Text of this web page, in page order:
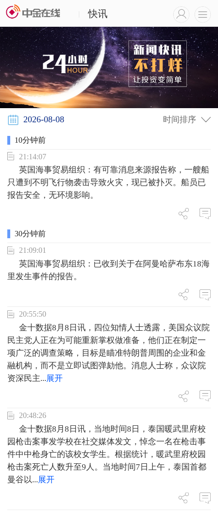
快讯
时间排序
10分钟前
21:14:07
英国海事贸易组织：有可靠消息来源报告称，一艘船
只遭到不明飞行物袭击导致火灾，现已被扑灭。船员已
报告安全，无环境影响。
30分钟前
21:09:01
英国海事贸易组织：已收到关于在阿曼哈萨布东18海
里发生事件的报告。
20:55:50
金十数据8月8日讯，四位知情人士透露，美国众议院
民主党人正在为可能重新掌权做准备，他们正在制定一
项广泛的调查策略，目标是瞄准特朗普周围的企业和金
融机构，而不是立即试图弹劾他。消息人士称，众议院
资深民主...展开
20:48:26
金十数据8月8日讯，当地时间8日，泰国暖武里府校
园枪击案事发学校在社交媒体发文，悼念一名在枪击事
件中中枪身亡的该校女学生。根据统计，暖武里府校园
枪击案死亡人数升至9人。当地时间7日上午，泰国首都
曼谷以...展开